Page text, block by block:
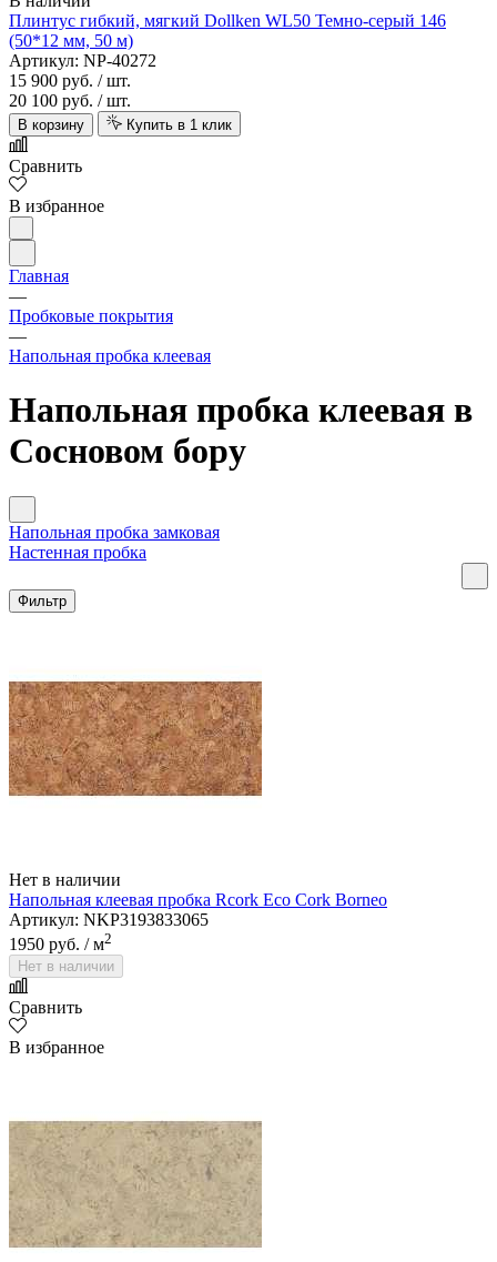
Плинтус гибкий, мягкий Dollken WL50 Темно-серый 146
(50*12 мм, 50 м)
Артикул: NP-40272
15 900 руб. / шт.
20 100 руб. / шт.
В корзину Купить в 1 клик
Сравнить
В избранное
Главная
—
Пробковые покрытия
—
Напольная пробка клеевая
Напольная пробка клеевая в
Сосновом бору
Напольная пробка замковая
Настенная пробка
Фильтр
Нет в наличии
Напольная клеевая пробка Rcork Eco Cork Borneo
Артикул: NKP3193833065
1950 руб. / м2
Нет в наличии
Сравнить
В избранное